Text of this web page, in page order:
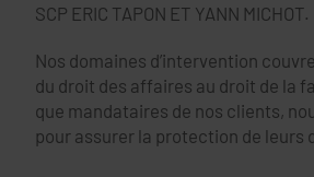
SCP ERIC TAPON ET YANN MICHOT.
Nos domaines d’intervention
du droit des affaires au droit de la
que mandataires de nos clients,
pour assurer la protection de leurs